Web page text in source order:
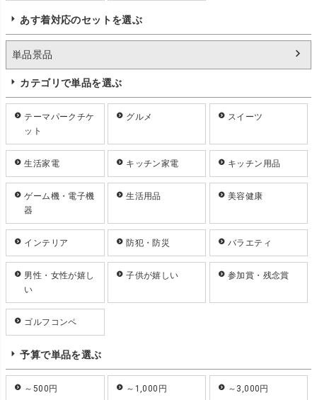
あす着対応のセットを選ぶ
単品景品
カテゴリで単品を選ぶ
テーマパークチケ
ット
グルメ スイーツ
生活家電 キッチン家電 キッチン用品
ゲーム機・電子機
器
生活用品 美容健康
インテリア 防犯・防災 バラエティ
男性・女性が嬉し
い
子供が嬉しい 参加賞・残念賞
ゴルフコンペ
予算で単品を選ぶ
～500円 ～1,000円 ～3,000円